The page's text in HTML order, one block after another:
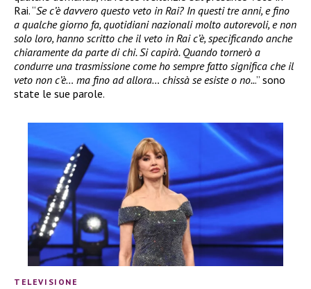
Rai. “Se c’è davvero questo veto in Rai? In questi tre anni, e fino
a qualche giorno fa, quotidiani nazionali molto autorevoli, e non
solo loro, hanno scritto che il veto in Rai c’è, specificando anche
chiaramente da parte di chi. Si capirà. Quando tornerò a
condurre una trasmissione come ho sempre fatto significa che il
veto non c’è… ma fino ad allora… chissà se esiste o no...” sono
state le sue parole.
TELEVISIONE